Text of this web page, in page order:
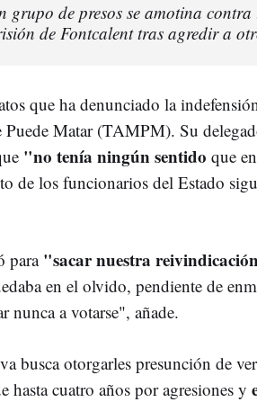
grupo de presos se amotina
de Fontcalent tras agredir a
que ha denunciado la
Matar (TAMPM). Su
"no tenía ningún sentido que
de los funcionarios del Estado
para"sacar nuestra
en el olvido, pendiente de
nunca a votarse", añade.
busca otorgarles presunción de
hasta cuatro años por agresiones y